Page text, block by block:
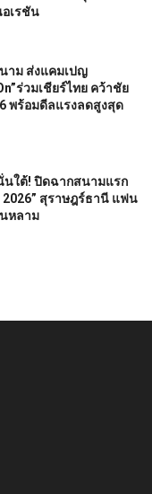
อเรชัน
าม ส่งแคมเปญ
ร่วมเชียร์ไทย คว้าชัย
พร้อมดีลแรงลดสูงสุด
นใต้! ปิดฉากสนามแรก
2026” สุราษฎร์ธานี แฟน
หลาม